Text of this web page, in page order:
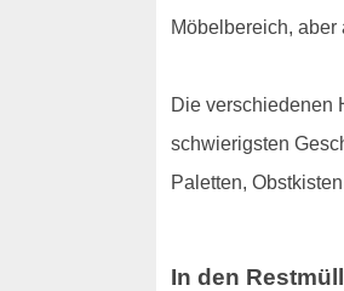
Möbelbereich,
Die verschiedenen
schwierigsten
Paletten,
In den